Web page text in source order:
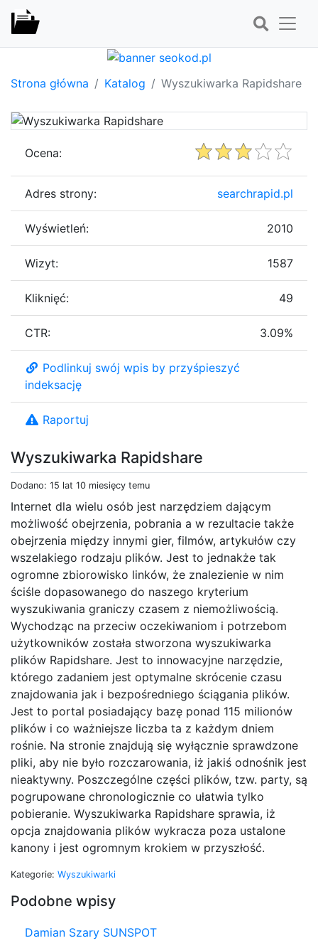
Strona główna Katalog Wyszukiwarka Rapidshare
Wyszukiwarka Rapidshare
Dodano: 15 lat 10 miesięcy temu
Internet dla wielu osób jest narzędziem dającym
możliwość obejrzenia, pobrania a w rezultacie także
obejrzenia między innymi gier, filmów, artykułów czy
wszelakiego rodzaju plików. Jest to jednakże tak
ogromne zbiorowisko linków, że znalezienie w nim
ściśle dopasowanego do naszego kryterium
wyszukiwania graniczy czasem z niemożliwością.
Wychodząc na przeciw oczekiwaniom i potrzebom
użytkowników została stworzona wyszukiwarka
plików Rapidshare. Jest to innowacyjne narzędzie,
którego zadaniem jest optymalne skrócenie czasu
znajdowania jak i bezpośredniego ściągania plików.
Jest to portal posiadający bazę ponad 115 milionów
plików i co ważniejsze liczba ta z każdym dniem
rośnie. Na stronie znajdują się wyłącznie sprawdzone
pliki, aby nie było rozczarowania, iż jakiś odnośnik jest
nieaktywny. Poszczególne części plików, tzw. party, są
pogrupowane chronologicznie co ułatwia tylko
pobieranie. Wyszukiwarka Rapidshare sprawia, iż
opcja znajdowania plików wykracza poza ustalone
kanony i jest ogromnym krokiem w przyszłość.
Kategorie: Wyszukiwarki
Podobne wpisy
Damian Szary SUNSPOT
Ocena:
Adres strony: searchrapid.pl
Wyświetleń: 2010
Wizyt: 1587
Kliknięć: 49
CTR: 3.09%
Podlinkuj swój wpis by przyśpieszyć
indeksację
Raportuj